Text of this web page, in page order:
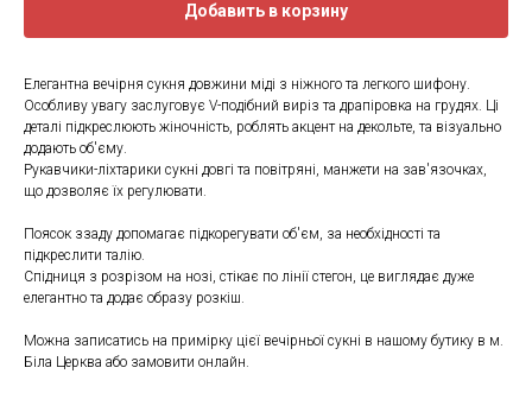
Добавить в корзину
Елегантна вечірня сукня довжини міді з ніжного та легкого шифону.
Особливу увагу заслуговує V-подібний виріз та драпіровка на грудях. Ці
деталі підкреслюють жіночність, роблять акцент на декольте, та візуально
додають об'єму.
Рукавчики-ліхтарики сукні довгі та повітряні, манжети на зав'язочках,
що дозволяє їх регулювати.
Поясок ззаду допомагає підкорегувати об'єм, за необхідності та
підкреслити талію.
Спідниця з розрізом на нозі, стікає по лінії стегон, це виглядає дуже
елегантно та додає образу розкіш.
Можна записатись на примірку цієї вечірньої сукні в нашому бутику в м.
Біла Церква або замовити онлайн.